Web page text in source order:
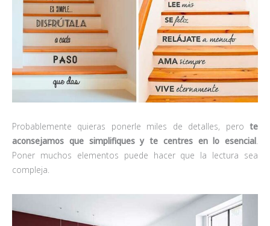
Probablemente quieras ponerle miles de detalles, pero te
aconsejamos que simplifiques y te centres en lo esencial.
Poner muchos elementos puede hacer que la lectura sea
compleja.